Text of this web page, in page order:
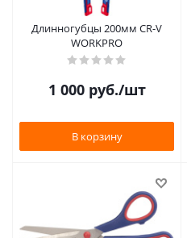
Длинногубцы 200мм CR-V
WORKPRO
1 000руб./шт
В корзину